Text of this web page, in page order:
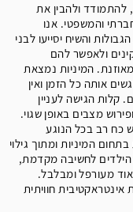
ולהבין את
והמשפטי. אנו
והשיח יסייעו לבני
ולאפשר להם
המיניות נמצאת
אותה כל הזמן ואין
קלות הגישה לעניין
מצבים באופן שגוי.
כח רב בכל הנוגע
המיניות ומתוך גילוי
לחשיבה מקדמת,
מעורפל ומבלבל.
חוויתית